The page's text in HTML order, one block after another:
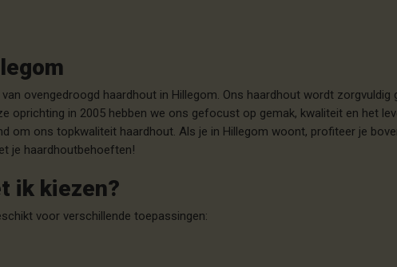
ovengedroogd haardhout in Hillegom. Ons haardhout wordt
oprichting in 2005 hebben we ons gefocust op gemak, kwaliteit en het
om ons topkwaliteit haardhout. Als je in Hillegom woont, profiteer je
je haardhoutbehoeften!
ik kiezen?
voor verschillende toepassingen: